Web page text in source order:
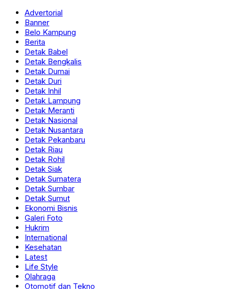
Advertorial
Banner
Belo Kampung
Berita
Detak Babel
Detak Bengkalis
Detak Dumai
Detak Duri
Detak Inhil
Detak Lampung
Detak Meranti
Detak Nasional
Detak Nusantara
Detak Pekanbaru
Detak Riau
Detak Rohil
Detak Siak
Detak Sumatera
Detak Sumbar
Detak Sumut
Ekonomi Bisnis
Galeri Foto
Hukrim
International
Kesehatan
Latest
Life Style
Olahraga
Otomotif dan Tekno